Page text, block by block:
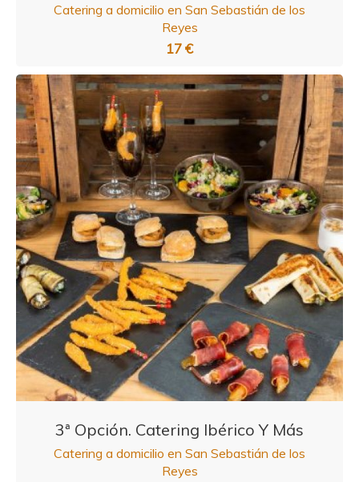
Catering a domicilio en San Sebastián de los
Reyes
17 €
3ª Opción. Catering Ibérico Y Más
Catering a domicilio en San Sebastián de los
Reyes